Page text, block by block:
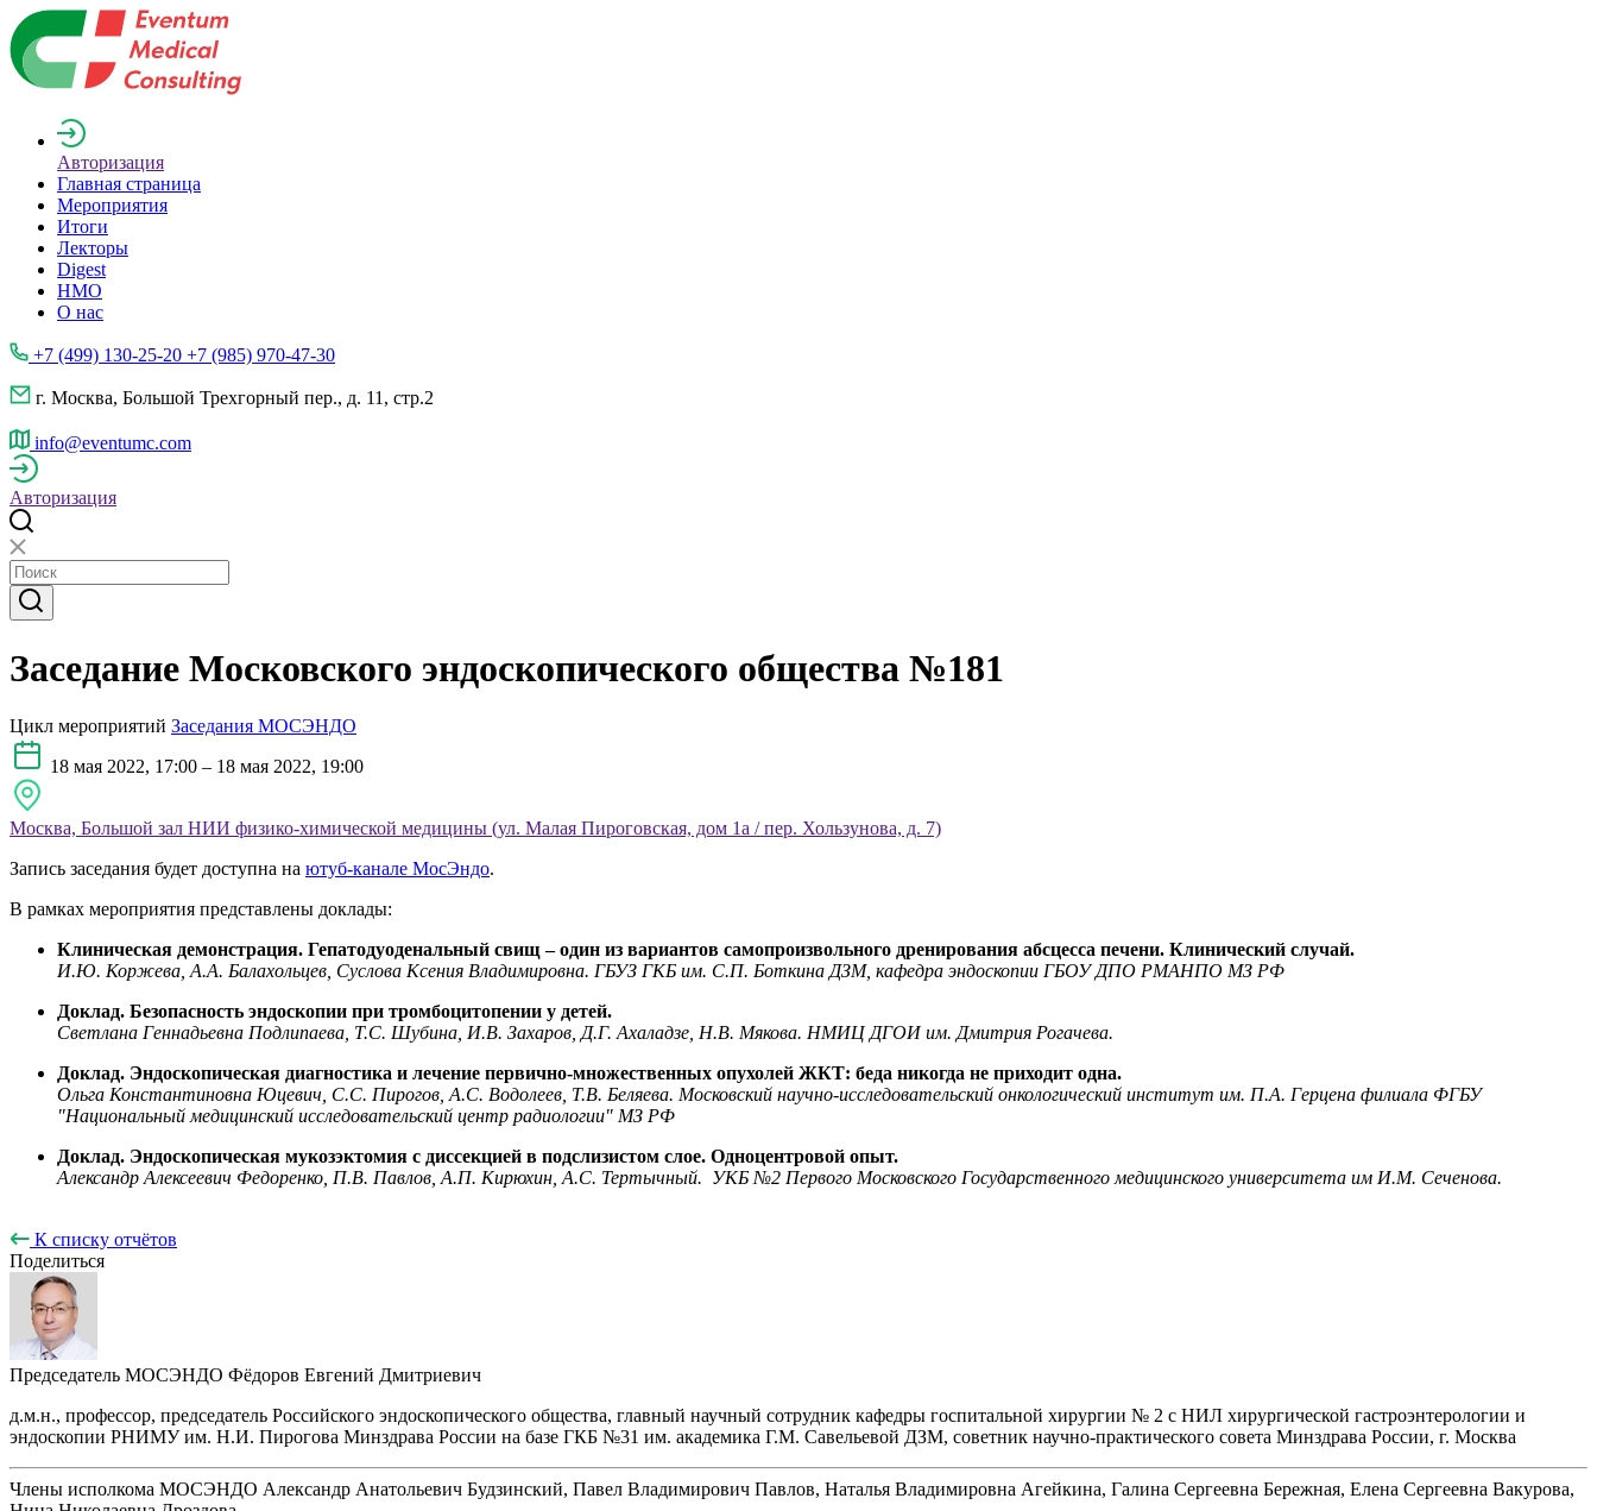
Авторизация
Главная страница
Мероприятия
Итоги
Лекторы
Digest
НМО
О нас
+7 (499) 130-25-20 +7 (985) 970-47-30
г. Москва, Большой Трехгорный пер., д. 11, стр.2
info@eventumc.com
Авторизация
Заседание Московского эндоскопического общества №181
Цикл мероприятий Заседания МОСЭНДО
18 мая 2022, 17:00 – 18 мая 2022, 19:00
Москва, Большой зал НИИ физико-химической медицины (ул. Малая Пироговская, дом 1а / пер. Хользунова, д. 7)
Запись заседания будет доступна на ютуб-канале МосЭндо.
В рамках мероприятия представлены доклады:
Клиническая демонстрация. Гепатодуоденальный свищ – один из вариантов самопроизвольного дренирования абсцесса печени. Клинический случай.
И.Ю. Коржева, А.А. Балахольцев, Суслова Ксения Владимировна. ГБУЗ ГКБ им. С.П. Боткина ДЗМ, кафедра эндоскопии ГБОУ ДПО РМАНПО МЗ РФ
Доклад. Безопасность эндоскопии при тромбоцитопении у детей.
Светлана Геннадьевна Подлипаева, Т.С. Шубина, И.В. Захаров, Д.Г. Ахаладзе, Н.В. Мякова. НМИЦ ДГОИ им. Дмитрия Рогачева.
Доклад. Эндоскопическая диагностика и лечение первично-множественных опухолей ЖКТ: беда никогда не приходит одна.
Ольга Константиновна Юцевич, С.С. Пирогов, А.С. Водолеев, Т.В. Беляева. Московский научно-исследовательский онкологический институт им. П.А. Герцена филиала ФГБУ
"Национальный медицинский исследовательский центр радиологии" МЗ РФ
Доклад. Эндоскопическая мукозэктомия с диссекцией в подслизистом слое. Одноцентровой опыт.
Александр Алексеевич Федоренко, П.В. Павлов, А.П. Кирюхин, А.С. Тертычный. УКБ №2 Первого Московского Государственного медицинского университета им И.М. Сеченова.
К списку отчётов
Поделиться
Председатель МОСЭНДО Фёдоров Евгений Дмитриевич
д.м.н., профессор, председатель Российского эндоскопического общества, главный научный сотрудник кафедры госпитальной хирургии № 2 с НИЛ хирургической гастроэнтерологии и
эндоскопии РНИМУ им. Н.И. Пирогова Минздрава России на базе ГКБ №31 им. академика Г.М. Савельевой ДЗМ, советник научно-практического совета Минздрава России, г. Москва
Члены исполкома МОСЭНДО Александр Анатольевич Будзинский, Павел Владимирович Павлов, Наталья Владимировна Агейкина, Галина Сергеевна Бережная, Елена Сергеевна Вакурова,